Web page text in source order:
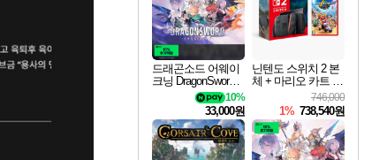
드래곤소드 어웨이
크닝 DragonSword A
10%
33,000원
닌텐도 스위치 2 본
체 + 마리오 카트 월
746,000
1% 738,540원